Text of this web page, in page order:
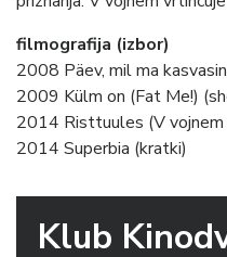
filmografija (izbor)
2008 Päev, mil ma
2009 Külm on (Fat Me!)
2014 Risttuules (V vojnem
2014 Superbia (kratki)
Klub